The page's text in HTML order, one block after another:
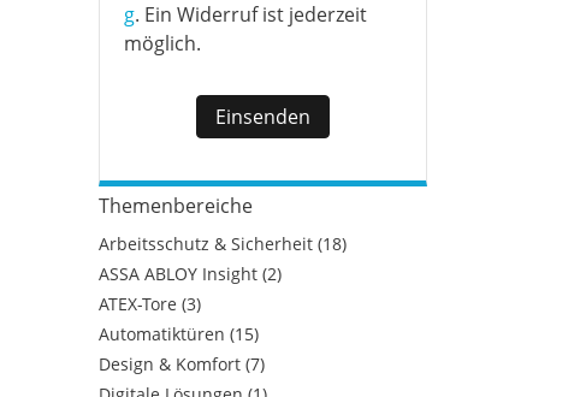
g. Ein Widerruf ist jederzeit
möglich.
Themenbereiche
Arbeitsschutz & Sicherheit(18)
ASSA ABLOY Insight(2)
ATEX-Tore(3)
Automatiktüren(15)
Design & Komfort(7)